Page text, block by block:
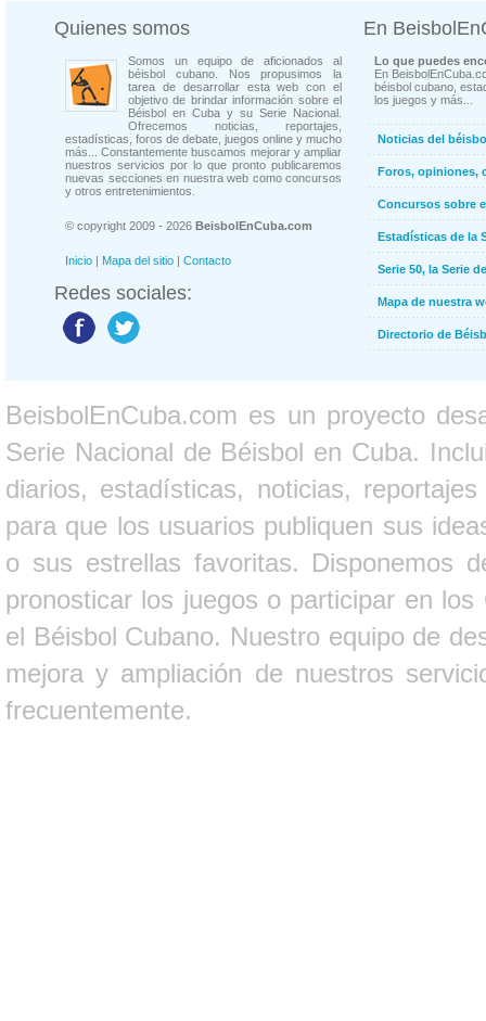
Quienes somos
Somos un equipo de aficionados al
béisbol cubano. Nos propusimos la
tarea de desarrollar esta web con el
objetivo de brindar información sobre el
Béisbol en Cuba y su Serie Nacional.
Ofrecemos noticias, reportajes,
estadísticas, foros de debate, juegos online y mucho
más... Constantemente buscamos mejorar y ampliar
nuestros servicios por lo que pronto publicaremos
nuevas secciones en nuestra web como concursos
y otros entretenimientos.
© copyright 2009 - 2026 BeisbolEnCuba.com
Inicio | Mapa del sitio | Contacto
Redes sociales:
En
Lo que puedes
En
béisbol cubano,
los juegos y más...
Noticias del
Foros, opiniones,
Concursos sobre
Estadísticas de la
Serie 50, la Serie
Mapa de nuestra
Directorio de
BeisbolEnCuba.com es un proyecto
Serie Nacional de Béisbol en Cuba.
diarios, estadísticas, noticias,
para que los usuarios publiquen sus
o sus estrellas favoritas. Disponemos
pronosticar los juegos o participar en
el Béisbol Cubano. Nuestro equipo de
mejora y ampliación de nuestros
frecuentemente.